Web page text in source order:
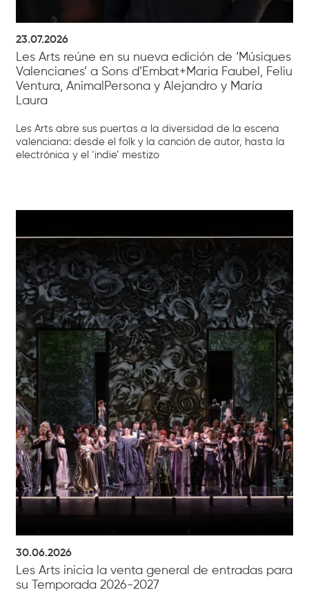
23.07.2026
Les Arts reúne en su nueva edición de ‘Músiques
Valencianes’ a Sons d’Embat+Maria Faubel, Feliu
Ventura, AnimalPersona y Alejandro y María
Laura
Les Arts abre sus puertas a la diversidad de la escena
valenciana: desde el folk y la canción de autor, hasta la
electrónica y el ‘indie’ mestizo
30.06.2026
Les Arts inicia la venta general de entradas para
su Temporada 2026-2027